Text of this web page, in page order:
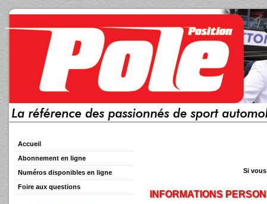
Accueil
Abonnement en ligne
Numéros disponibles en ligne
Foire aux questions
Si
INFORMATIONS